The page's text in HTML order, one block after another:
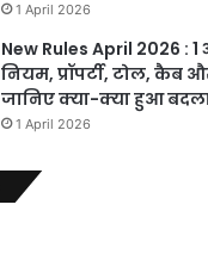
1 April 2026
New Rules April 2026 :
नियम, प्रॉपर्टी, टोल, कैब
जानिए क्या-क्या हुआ
1 April 2026